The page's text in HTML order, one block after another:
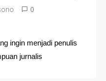
0
ingin menjadi penulis
jurnalis